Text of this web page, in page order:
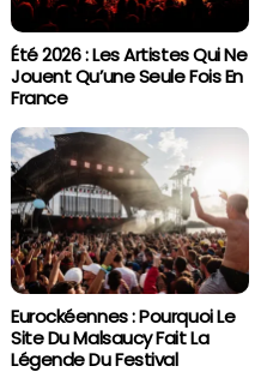
Été 2026 : Les Artistes Qui Ne
Jouent Qu’une Seule Fois En
France
Eurockéennes : Pourquoi Le
Site Du Malsaucy Fait La
Légende Du Festival